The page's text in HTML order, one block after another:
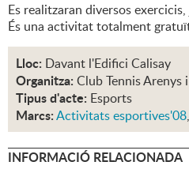
Es realitzaran diversos
És una activitat totalment
Lloc: Davant l'Edifici Calisay
Organitza: Club Tennis Arenys
Tipus d'acte: Esports
Marcs:Activitats esportives'08,
INFORMACIÓ RELACIONADA